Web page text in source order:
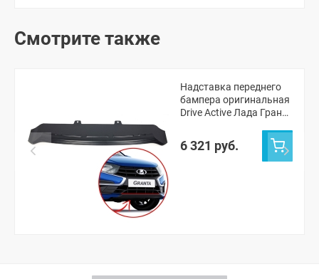
Смотрите также
Надставка переднего
бампера оригинальная
Drive Active Лада Гранта
6 321 руб.